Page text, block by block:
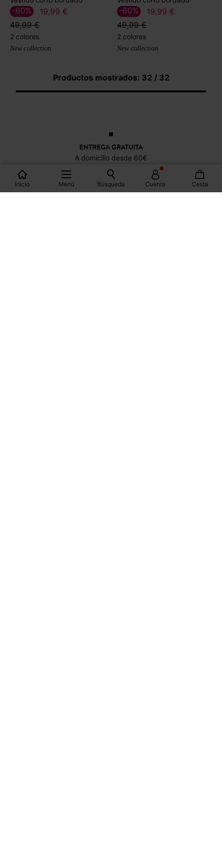
Inicio Menú Búsqueda Cuenta Cesta
19,99 €
49,99 €
-60%
2 colores
New collection
19,99 €
49,99 €
-60%
2 colores
New collection
Productos mostrados: 32 / 32
ENTREGA GRATUITA
A domicilio desde 60€
DEVOLUCIONES